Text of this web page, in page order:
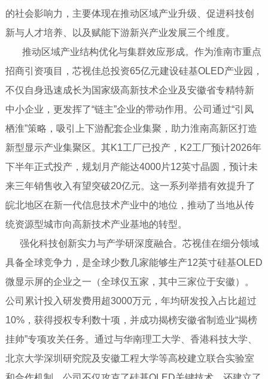
的社会影响力，主要体现在推动区域产业升级、促进科技创
新与人才培养、以及赋能下游新兴产业发展三个维度。
推动区域产业结构优化与集群效应形成‌。作为淮南市重点
招商引资项目，芯视佳总投资65亿元建设硅基OLED产业园，
不仅自身迅速成长为国家级高新技术企业及安徽省专精特新
中小企业，更发挥了“链主”企业的带动作用。公司通过“引凤
栖淮”策略，吸引上下游配套企业集聚，助力淮南高新区打造
新型显示产业集聚区。其K1工厂已投产，K2工厂预计2026年
下半年正式投产，规划月产能达4000片12英寸晶圆，预计未
来三年销售收入有望突破20亿元。这一系列举措有效提升了
皖北地区在新一代信息技术产业中的地位，推动了当地从传
统资源型城市向高新技术产业基地的转型。
强化科技创新实力与产学研深度融合‌。芯视佳在细分领域
具备全球竞争力，是全球少数几家能够生产12英寸硅基OLED
微显示屏的企业之一（全球仅五家，其中三家位于安徽）。
公司累计投入研发费用超3000万元，年均研发投入占比超过
10%，获得授权专利数十项，并成功揭榜安徽省制造业“揭榜
挂帅”专项攻关任务。通过与华南理工大学、香港科技大学、
北京大学深圳研究院及安徽工程大学等高校建立联合实验室